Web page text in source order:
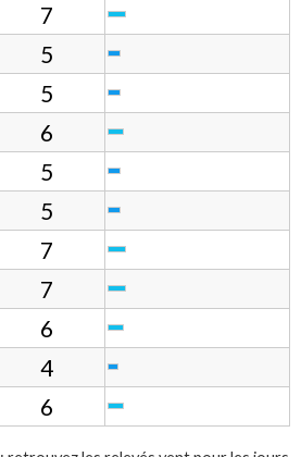
7
5
5
6
5
5
7
7
6
4
6